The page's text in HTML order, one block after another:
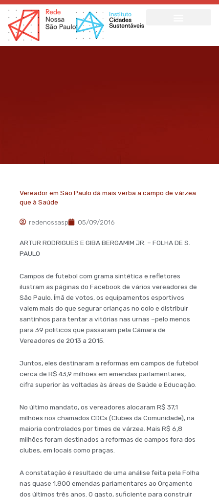
Ir
para
conteúdo
Vereador em São Paulo dá mais verba a campo de várzea
que à Saúde
redenossasp 05/09/2016
ARTUR RODRIGUES E GIBA BERGAMIM JR. – FOLHA DE S.
PAULO
Campos de futebol com grama sintética e refletores
ilustram as páginas do Facebook de vários vereadores de
São Paulo. Ímã de votos, os equipamentos esportivos
valem mais do que segurar crianças no colo e distribuir
santinhos para tentar a vitórias nas urnas –pelo menos
para 39 políticos que passaram pela Câmara de
Vereadores de 2013 a 2015.
Juntos, eles destinaram a reformas em campos de futebol
cerca de R$ 43,9 milhões em emendas parlamentares,
cifra superior às voltadas às áreas de Saúde e Educação.
No último mandato, os vereadores alocaram R$ 37,1
milhões nos chamados CDCs (Clubes da Comunidade), na
maioria controlados por times de várzea. Mais R$ 6,8
milhões foram destinados a reformas de campos fora dos
clubes, em locais como praças.
A constatação é resultado de uma análise feita pela Folha
nas quase 1.800 emendas parlamentares ao Orçamento
dos últimos três anos. O gasto, suficiente para construir